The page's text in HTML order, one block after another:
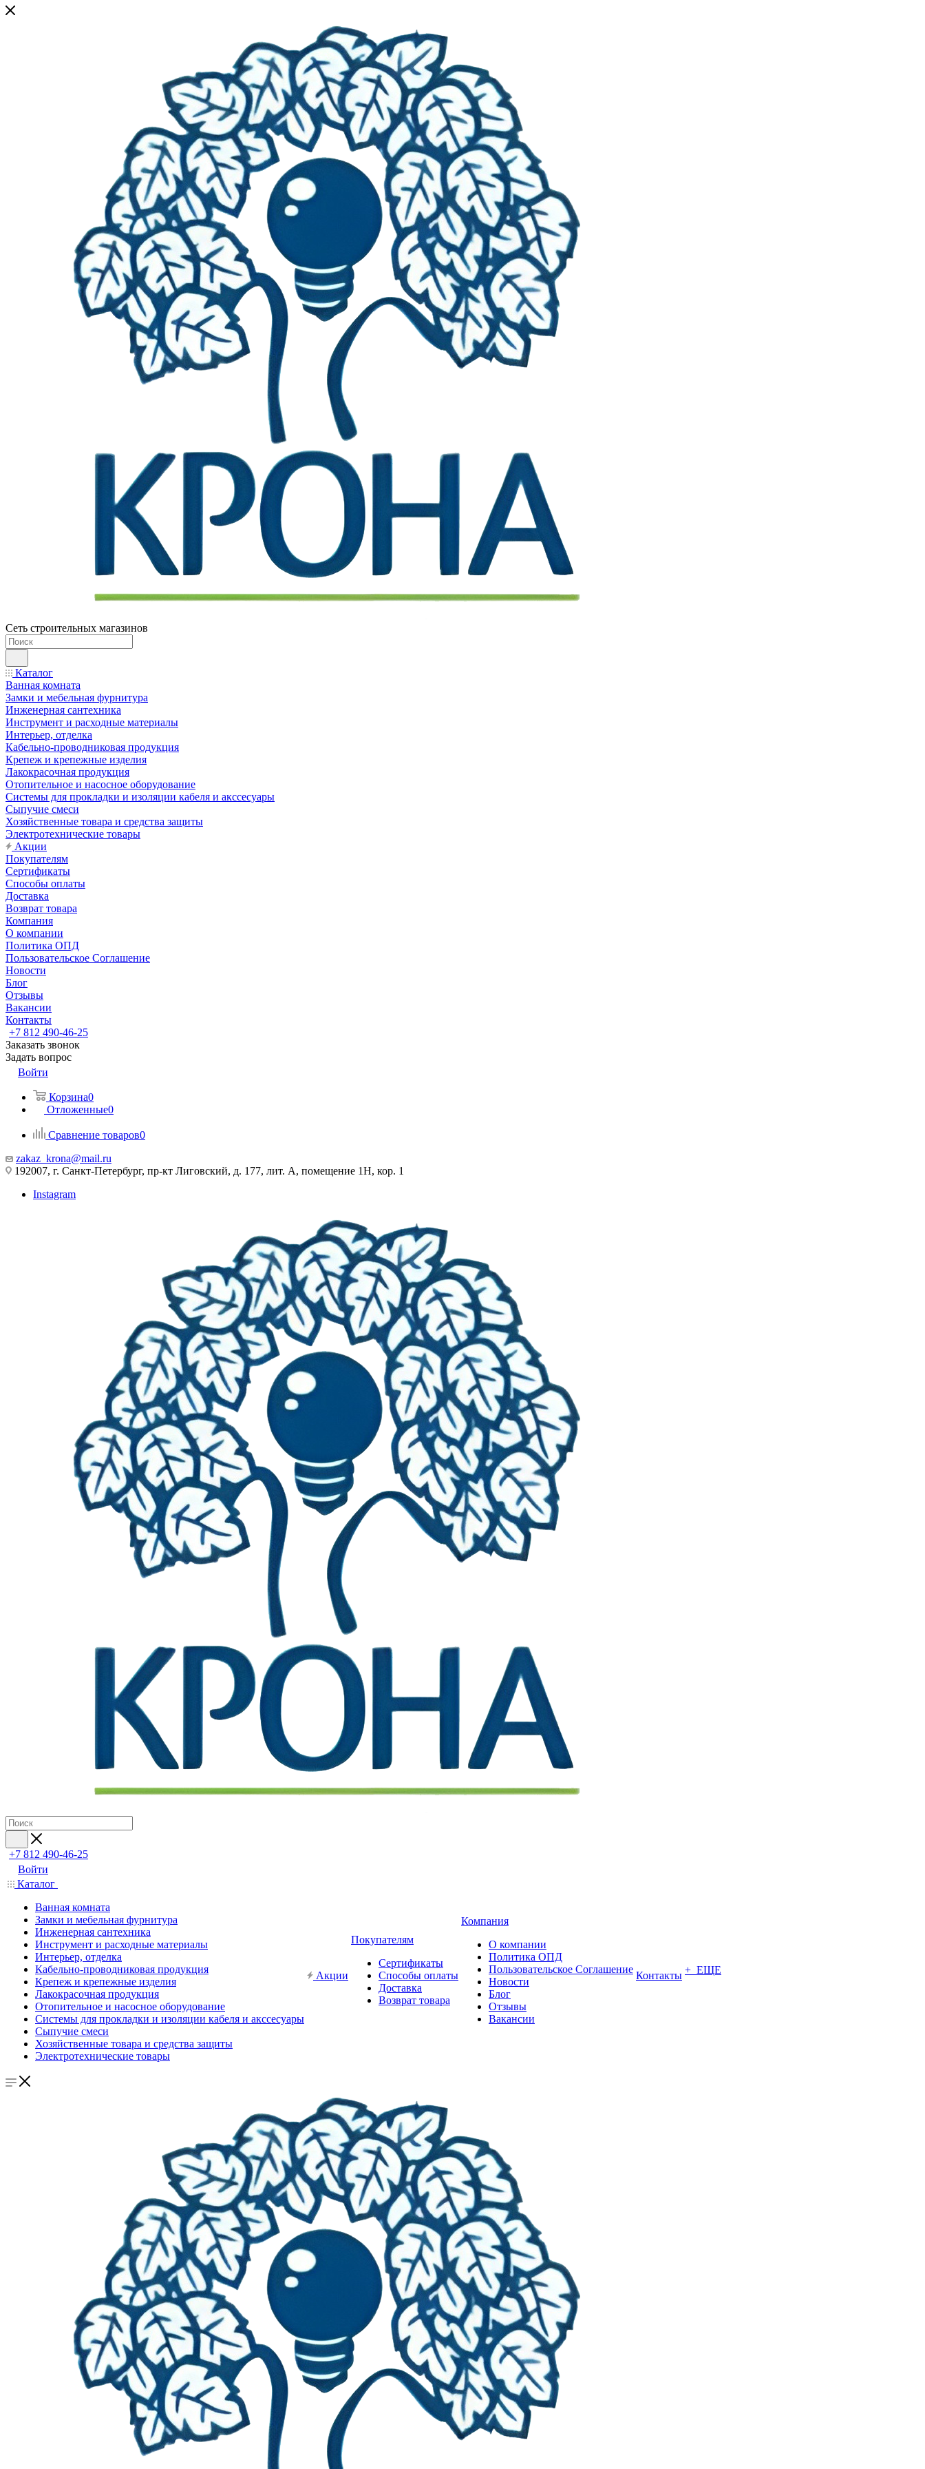
Сеть строительных магазинов
Каталог
Ванная комната
Замки и мебельная фурнитура
Инженерная сантехника
Инструмент и расходные материалы
Интерьер, отделка
Кабельно-проводниковая продукция
Крепеж и крепежные изделия
Лакокрасочная продукция
Отопительное и насосное оборудование
Системы для прокладки и изоляции кабеля и акссесуары
Сыпучие смеси
Хозяйственные товара и средства защиты
Электротехнические товары
Акции
Покупателям
Сертификаты
Способы оплаты
Доставка
Возврат товара
Компания
О компании
Политика ОПД
Пользовательское Соглашение
Новости
Блог
Отзывы
Вакансии
Контакты
+7 812 490-46-25
Заказать звонок
Задать вопрос
Войти
Корзина0
Отложенные0
Сравнение товаров0
zakaz_krona@mail.ru
192007, г. Санкт-Петербург, пр-кт Лиговский, д. 177, лит. А, помещение 1Н, кор. 1
Instagram
+7 812 490-46-25
Войти
Каталог
Ванная комната
Замки и мебельная фурнитура
Инженерная сантехника
Инструмент и расходные материалы
Интерьер, отделка
Кабельно-проводниковая продукция
Крепеж и крепежные изделия
Лакокрасочная продукция
Отопительное и насосное оборудование
Системы для прокладки и изоляции кабеля и акссесуары
Сыпучие смеси
Хозяйственные товара и средства защиты
Электротехнические товары
Акции
Покупателям
Сертификаты
Способы оплаты
Доставка
Возврат товара
Компания
О компании
Политика ОПД
Пользовательское Соглашение
Новости
Блог
Отзывы
Вакансии
Контакты + ЕЩЕ